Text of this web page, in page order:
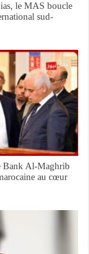
le MAS boucle
sud-
Bank Al-Maghrib
au cœur